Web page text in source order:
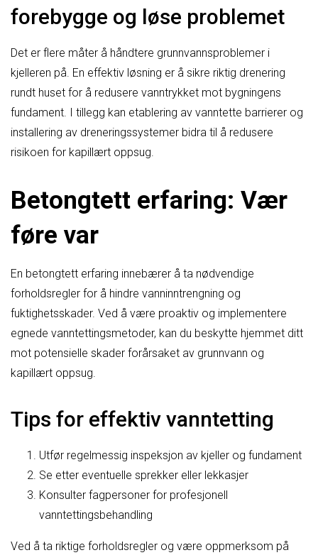
forebygge og løse problemet
Det er flere måter å håndtere grunnvannsproblemer i
kjelleren på. En effektiv løsning er å sikre riktig drenering
rundt huset for å redusere vanntrykket mot bygningens
fundament. I tillegg kan etablering av vanntette barrierer og
installering av dreneringssystemer bidra til å redusere
risikoen for kapillært oppsug.
Betongtett erfaring: Vær
føre var
En betongtett erfaring innebærer å ta nødvendige
forholdsregler for å hindre vanninntrengning og
fuktighetsskader. Ved å være proaktiv og implementere
egnede vanntettingsmetoder, kan du beskytte hjemmet ditt
mot potensielle skader forårsaket av grunnvann og
kapillært oppsug.
Tips for effektiv vanntetting
Utfør regelmessig inspeksjon av kjeller og fundament
Se etter eventuelle sprekker eller lekkasjer
Konsulter fagpersoner for profesjonell
vanntettingsbehandling
Ved å ta riktige forholdsregler og være oppmerksom på